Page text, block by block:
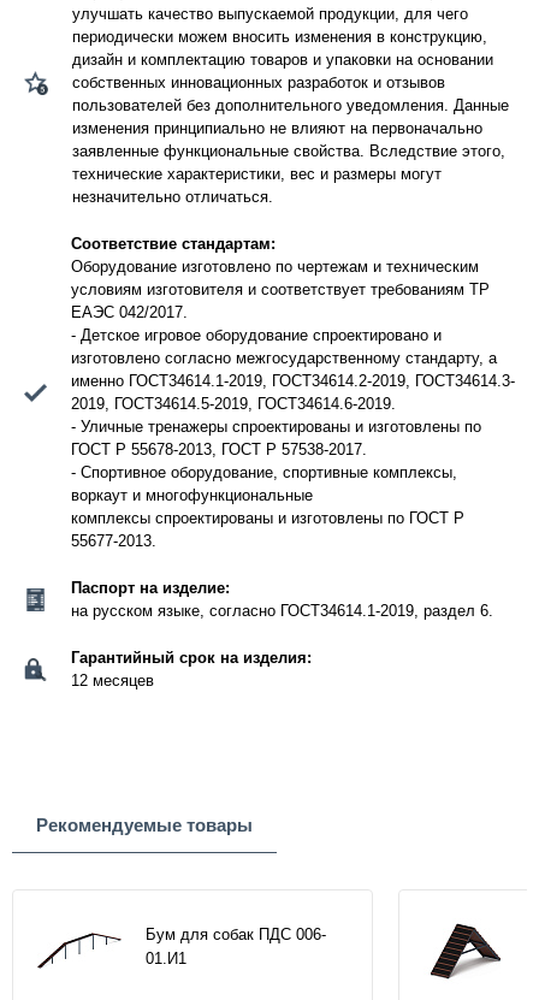
улучшать качество выпускаемой продукции, для чего
периодически можем вносить изменения в конструкцию,
дизайн и комплектацию товаров и упаковки на основании
собственных инновационных разработок и отзывов
пользователей без дополнительного уведомления. Данные
изменения принципиально не влияют на первоначально
заявленные функциональные свойства. Вследствие этого,
технические характеристики, вес и размеры могут
незначительно отличаться.
Соответствие стандартам:
Оборудование изготовлено по чертежам и техническим
условиям изготовителя и соответствует требованиям ТР
ЕАЭС 042/2017.
- Детское игровое оборудование спроектировано и
изготовлено согласно межгосударственному стандарту, а
именно ГОСТ34614.1-2019, ГОСТ34614.2-2019, ГОСТ34614.3-
2019, ГОСТ34614.5-2019, ГОСТ34614.6-2019.
- Уличные тренажеры спроектированы и изготовлены по
ГОСТ Р 55678-2013, ГОСТ Р 57538-2017.
- Спортивное оборудование, спортивные комплексы,
воркаут и многофункциональные
комплексы спроектированы и изготовлены по ГОСТ Р
55677-2013.
Паспорт на изделие:
на русском языке, согласно ГОСТ34614.1-2019, раздел 6.
Гарантийный срок на изделия:
12 месяцев
Рекомендуемые товары
Бум для собак ПДС 006-
01.И1